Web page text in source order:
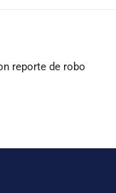
reporte de robo